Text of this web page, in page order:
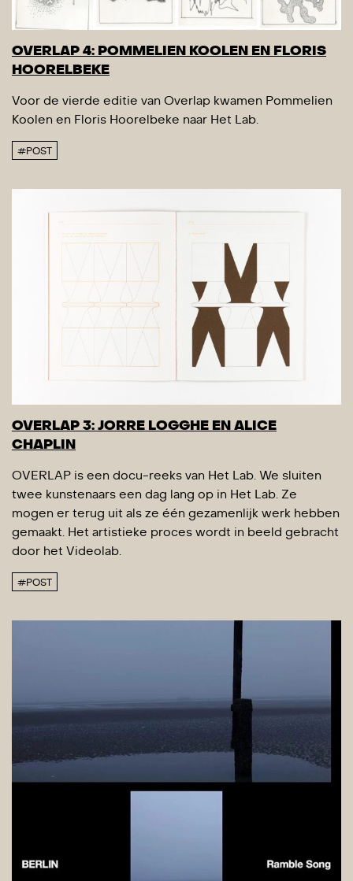
OVERLAP 4: POMMELIEN KOOLEN EN FLORIS
HOORELBEKE
Voor de vierde editie van Overlap kwamen Pommelien
Koolen en Floris Hoorelbeke naar Het Lab.
#POST
OVERLAP 3: JORRE LOGGHE EN ALICE
CHAPLIN
OVERLAP is een docu-reeks van Het Lab. We sluiten
twee kunstenaars een dag lang op in Het Lab. Ze
mogen er terug uit als ze één gezamenlijk werk hebben
gemaakt. Het artistieke proces wordt in beeld gebracht
door het Videolab.
#POST